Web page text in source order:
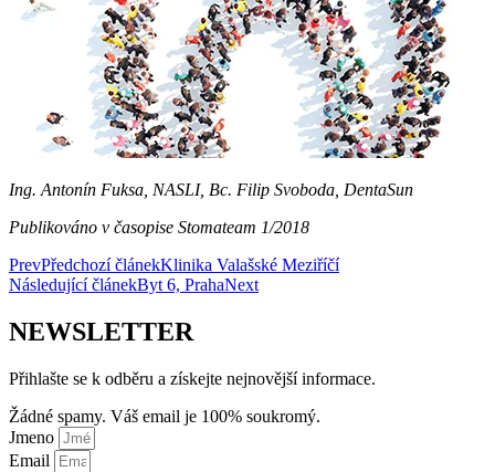
Ing. Antonín Fuksa, NASLI, Bc. Filip Svoboda, DentaSun
Publikováno v časopise Stomateam 1/2018
PrevPředchozí článekKlinika Valašské Meziříčí
Následující článekByt 6, PrahaNext
NEWSLETTER
Přihlašte se k odběru a získejte nejnovější informace.
Žádné spamy. Váš email je 100% soukromý.
Jmeno
Email